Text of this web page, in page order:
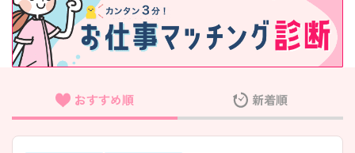
九州・沖縄
年収
年収500万円以上など
雇用形態
正社員、契約社員など
フリーワード検索
おすすめ順 新着順